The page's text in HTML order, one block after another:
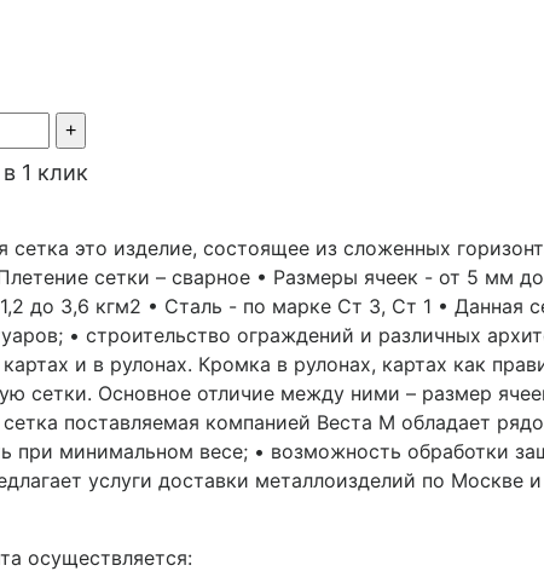
1 клик
сетка это изделие, состоящее из сложенных
сетки – сварное • Размеры ячеек - от 5
до 3,6 кгм2 • Сталь - по марке Ст 3, Ст 1 • Данная
• строительство ограждений и различных
и в рулонах. Кромка в рулонах, картах как
сетки. Основное отличие между ними – размер
поставляемая компанией Веста М обладает
при минимальном весе; • возможность обработки
услуги доставки металлоизделий по
осуществляется: